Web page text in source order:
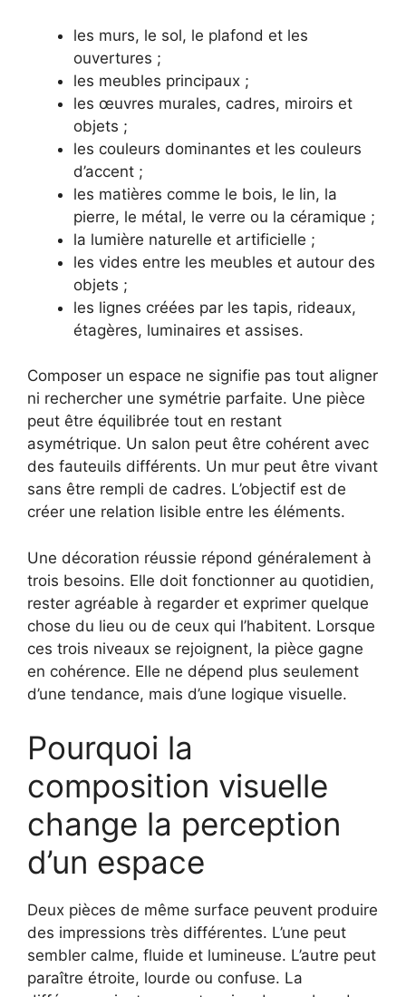
les murs, le sol, le plafond et les
ouvertures ;
les meubles principaux ;
les œuvres murales, cadres, miroirs et
objets ;
les couleurs dominantes et les couleurs
d’accent ;
les matières comme le bois, le lin, la
pierre, le métal, le verre ou la céramique ;
la lumière naturelle et artificielle ;
les vides entre les meubles et autour des
objets ;
les lignes créées par les tapis, rideaux,
étagères, luminaires et assises.
Composer un espace ne signifie pas tout aligner
ni rechercher une symétrie parfaite. Une pièce
peut être équilibrée tout en restant
asymétrique. Un salon peut être cohérent avec
des fauteuils différents. Un mur peut être vivant
sans être rempli de cadres. L’objectif est de
créer une relation lisible entre les éléments.
Une décoration réussie répond généralement à
trois besoins. Elle doit fonctionner au quotidien,
rester agréable à regarder et exprimer quelque
chose du lieu ou de ceux qui l’habitent. Lorsque
ces trois niveaux se rejoignent, la pièce gagne
en cohérence. Elle ne dépend plus seulement
d’une tendance, mais d’une logique visuelle.
Pourquoi la
composition visuelle
change la perception
d’un espace
Deux pièces de même surface peuvent produire
des impressions très différentes. L’une peut
sembler calme, fluide et lumineuse. L’autre peut
paraître étroite, lourde ou confuse. La